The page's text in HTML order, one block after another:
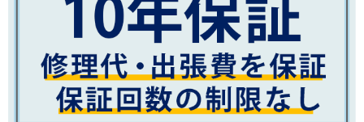
RPI-GP56RGHJ6
RPI-GP56RGH6
RPI-GP56RGHJ7
RPI-GP56RGH7
RPI-GP56RGHJC8
RPI-GP56RGHC8